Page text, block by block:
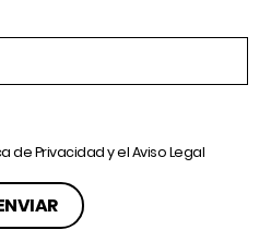
de Privacidady elAviso Legal